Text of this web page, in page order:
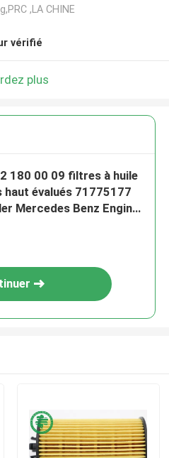
,LA CHINE
vérifié
plus
180 00 09 filtres à huile
haut évalués 71775177
Mercedes Benz Engine